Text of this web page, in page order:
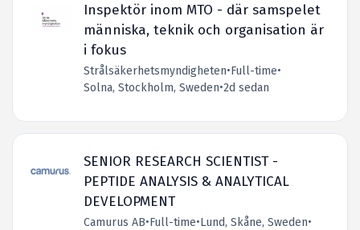
Inspektör inom MTO - där samspelet
människa, teknik och organisation är
i fokus
Strålsäkerhetsmyndigheten•Full-time•
Solna, Stockholm, Sweden•2d sedan
SENIOR RESEARCH SCIENTIST -
PEPTIDE ANALYSIS & ANALYTICAL
DEVELOPMENT
Camurus AB•Full-time•Lund, Skåne, Sweden•